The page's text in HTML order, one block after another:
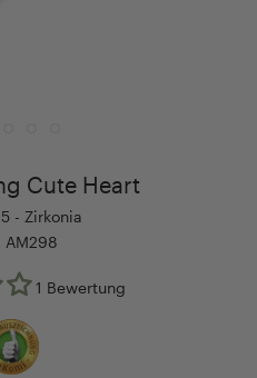
Cute Heart
- Zirkonia
AM298
1 Bewertung